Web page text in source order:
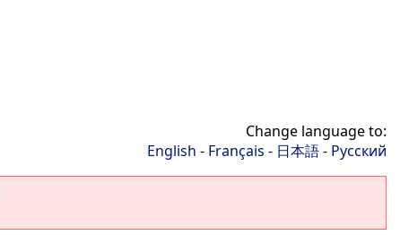
Change language to:
English - Français - 日本語- Русский